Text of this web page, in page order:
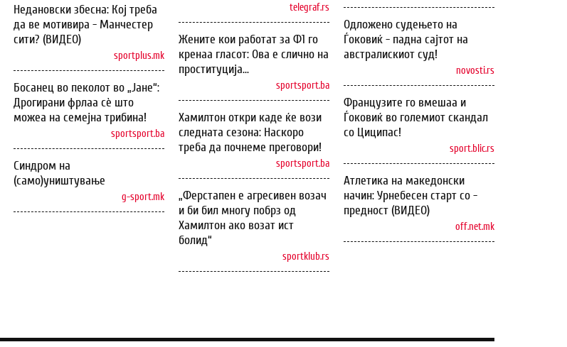
Недановски збесна: Кој треба
да ве мотивира - Манчестер
сити? (ВИДЕО)
sportplus.mk
Босанец во пеколот во „Јане“:
Дрогирани фрлаа сѐ што
можеа на семејна трибина!
sportsport.ba
Синдром на
(само)уништување
g-sport.mk
telegraf.rs
Жените кои работат за Ф1 го
кренаа гласот: Ова е слично на
проституција...
sportsport.ba
Хамилтон откри каде ќе вози
следната сезона: Наскоро
треба да почнеме преговори!
sportsport.ba
„Ферстапен е агресивен возач
и би бил многу побрз од
Хамилтон ако возат ист
болид“
sportklub.rs
Одложено судењето на
Ѓоковиќ - падна сајтот на
австралискиот суд!
novosti.rs
Французите го вмешаа и
Ѓоковиќ во големиот скандал
со Циципас!
sport.blic.rs
Атлетика на македонски
начин: Урнебесен старт со -
предност (ВИДЕО)
off.net.mk